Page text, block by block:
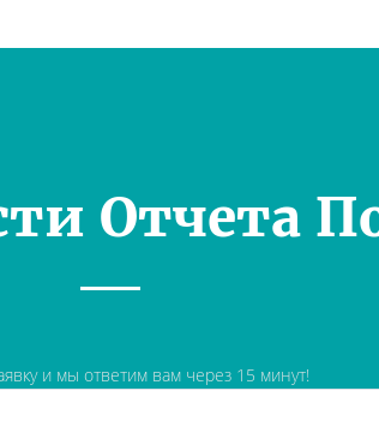
Отчета
и мы ответим вам через 15 минут!